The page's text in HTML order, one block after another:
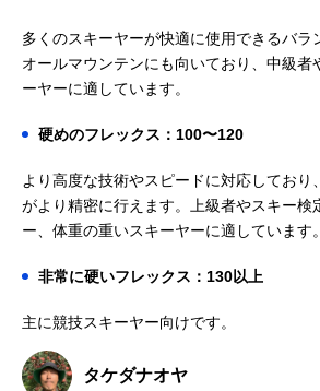
多くのスキーヤーが快適に使用できるバラ
オールマウンテンにも向いており、中級者
ーヤーに適しています。
硬めのフレックス：100〜120
より高度な技術やスピードに対応しており
がより精密に行えます。上級者やスキー検
ー、体重の重いスキーヤーに適しています。
非常に硬いフレックス：130以上
主に競技スキーヤー向けです。
タケダナオヤ